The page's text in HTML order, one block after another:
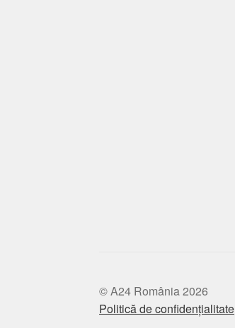
© A24 România 2026
Politică de confidențialitate